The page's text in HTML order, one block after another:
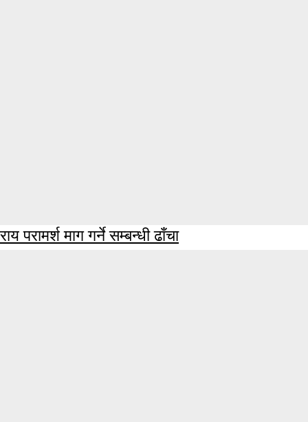
राय परामर्श माग गर्ने सम्बन्धी ढाँचा